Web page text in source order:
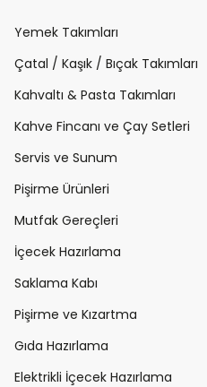
Yemek Takımları
Çatal / Kaşık / Bıçak Takımları
Kahvaltı & Pasta Takımları
Kahve Fincanı ve Çay Setleri
Servis ve Sunum
Pişirme Ürünleri
Mutfak Gereçleri
İçecek Hazırlama
Saklama Kabı
Pişirme ve Kızartma
Gıda Hazırlama
Elektrikli İçecek Hazırlama